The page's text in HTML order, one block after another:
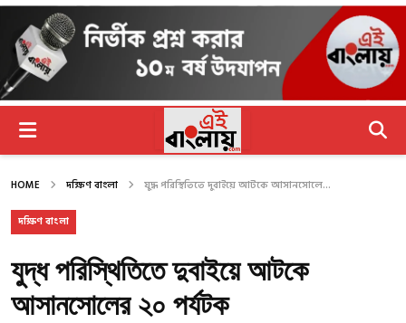
HOME দক্ষিণ বাংলা যুদ্ধ পরিস্থিতিতে দুবাইয়ে আটকে আসানসোলে...
দক্ষিণ বাংলা
যুদ্ধ পরিস্থিতিতে দুবাইয়ে আটকে
আসানসোলের ২০ পর্যটক